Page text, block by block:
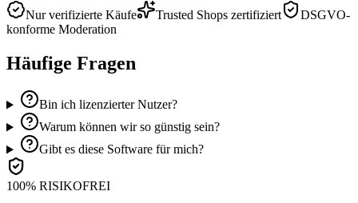
Nur verifizierte Käufe
Trusted Shops zertifiziert
DSGVO-
konforme Moderation
Häufige Fragen
Bin ich lizenzierter Nutzer?
Warum können wir so günstig sein?
Gibt es diese Software für mich?
100% RISIKOFREI